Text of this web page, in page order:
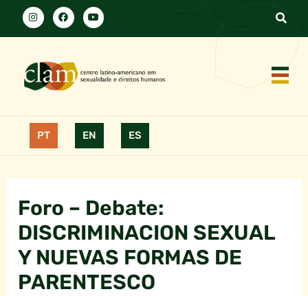
PT EN ES
Foro – Debate:
DISCRIMINACION SEXUAL
Y NUEVAS FORMAS DE
PARENTESCO